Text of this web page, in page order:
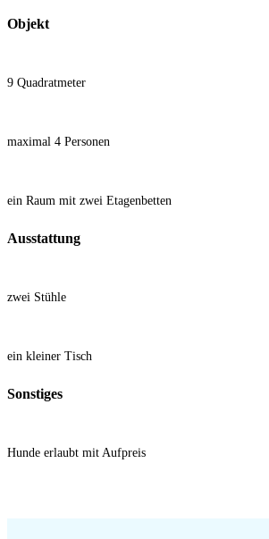
Objekt
9 Quadratmeter
maximal 4 Personen
ein Raum mit zwei Etagenbetten
Ausstattung
zwei Stühle
ein kleiner Tisch
Sonstiges
Hunde erlaubt mit Aufpreis